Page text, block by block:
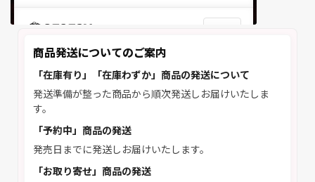
商品発送についてのご案内
「在庫有り」「在庫わずか」商品の発送について
発送準備が整った商品から順次発送しお届けいたしま
す。
「予約中」商品の発送
発売日までに発送しお届けいたします。
「お取り寄せ」商品の発送